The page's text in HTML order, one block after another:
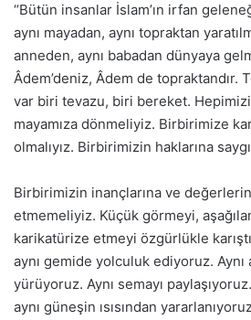
“Bütün insanlar İslam’ın irfan
aynı mayadan, aynı topraktan
anneden, aynı babadan dünyaya
Âdem’deniz, Âdem de topraktandır.
var biri tevazu, biri bereket.
mayamıza dönmeliyiz. Birbirimize
olmalıyız. Birbirimizin haklarına
Birbirimizin inançlarına ve
etmemeliyiz. Küçük görmeyi,
karikatürize etmeyi özgürlükle
aynı gemide yolculuk ediyoruz. Aynı
yürüyoruz. Aynı semayı paylaşıyoruz.
aynı güneşin ısısından